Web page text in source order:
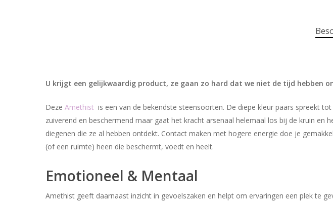
U krijgt een gelijkwaardig product, ze gaan zo hard dat we niet de tijd hebben
Deze Amethist is een van de bekendste steensoorten. De diepe kleur paars spreekt
zuiverend en beschermend maar gaat het kracht arsenaal helemaal los bij de kruin
diegenen die ze al hebben ontdekt. Contact maken met hogere energie doe je
(of een ruimte) heen die beschermt, voedt en heelt.
Emotioneel & Mentaal
Amethist geeft daarnaast inzicht in gevoelszaken en helpt om ervaringen een plek te